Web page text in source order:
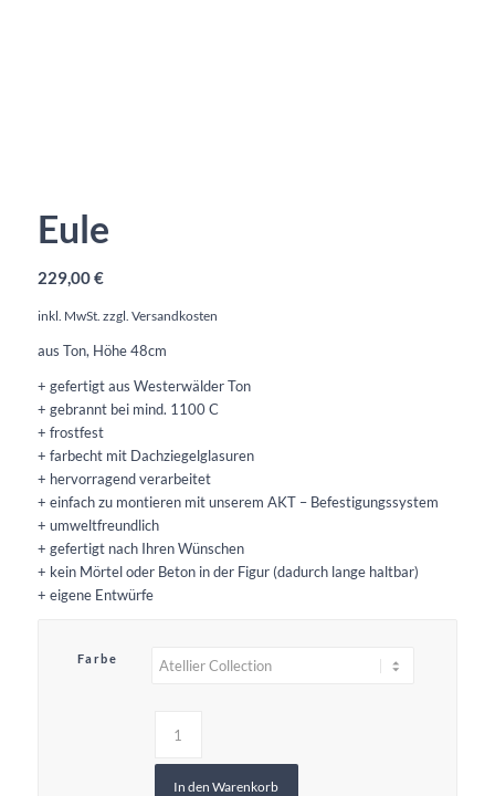
Eule
229,00€
inkl. MwSt. zzgl. Versandkosten
aus Ton, Höhe 48cm
+ gefertigt aus Westerwälder Ton
+ gebrannt bei mind. 1100 C
+ frostfest
+ farbecht mit Dachziegelglasuren
+ hervorragend verarbeitet
+ einfach zu montieren mit unserem AKT – Befestigungssystem
+ umweltfreundlich
+ gefertigt nach Ihren Wünschen
+ kein Mörtel oder Beton in der Figur (dadurch lange haltbar)
+ eigene Entwürfe
Farbe
In den Warenkorb